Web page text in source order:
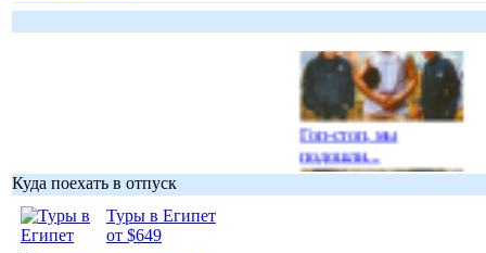
Гоп-стоп, мы
подошли...
Куда поехать в отпуск
Туры в Египет
от $649